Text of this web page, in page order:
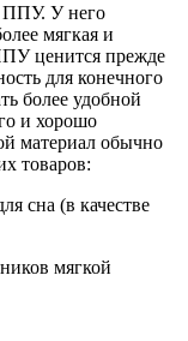
ППУ. У него
мягкая и
ценится прежде
для конечного
более удобной
и хорошо
материал обычно
товаров:
сна (в качестве
мягкой